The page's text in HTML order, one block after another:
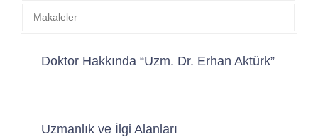
Makaleler
Doktor Hakkında “Uzm. Dr. Erhan Aktürk”
Uzmanlık ve İlgi Alanları